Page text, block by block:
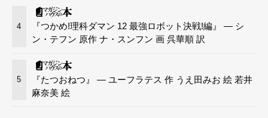
4
『つかめ!理科ダマン 12 最強ロボット決戦!編』 — シ
ン・テフン 原作 ナ・スンフン 画 呉華順 訳
5
『たつおねつ』 — ユーフラテス 作 うえ田みお 絵 若井
麻奈美 絵